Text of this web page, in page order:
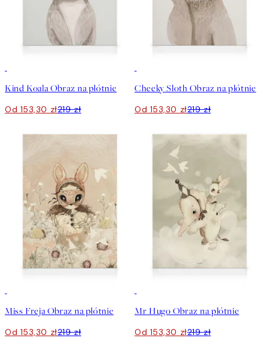
Kind Koala Obraz na płótnie
Od 153,30 zł219 zł
Cheeky Sloth Obraz na płótnie
Od 153,30 zł219 zł
Miss Freja Obraz na płótnie
Od 153,30 zł219 zł
Mr Hugo Obraz na płótnie
Od 153,30 zł219 zł